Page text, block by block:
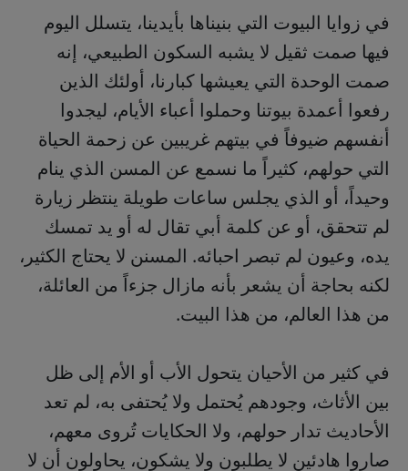
في زوايا البيوت التي بنيناها بأيدينا، يتسلل اليوم
فيها صمت ثقيل لا يشبه السكون الطبيعي، إنه
صمت الوحدة التي يعيشها كبارنا، أولئك الذين
رفعوا أعمدة بيوتنا وحملوا أعباء الأيام، ليجدوا
أنفسهم ضيوفاً في بيتهم غريبين عن زحمة الحياة
التي حولهم، كثيراً ما نسمع عن المسن الذي ينام
وحيداً، أو الذي يجلس ساعات طويلة ينتظر زيارة
لم تتحقق، أو عن كلمة أبي تقال له أو يد تمسك
يده، وعيون لم تبصر احبائه. المسنن لا يحتاج الكثير،
لكنه بحاجة أن يشعر بأنه مازال جزءاً من العائلة،
من هذا العالم، من هذا البيت.
في كثير من الأحيان يتحول الأب أو الأم إلى ظل
بين الأثاث، وجودهم يُحتمل ولا يُحتفى به، لم تعد
الأحاديث تدار حولهم، ولا الحكايات تُروى معهم،
صاروا هادئين لا يطلبون ولا يشكون، يحاولون أن لا